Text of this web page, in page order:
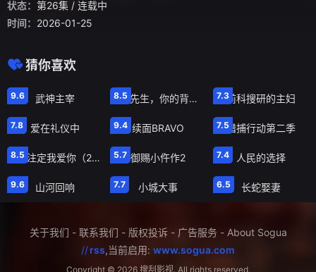
状态： 第26集 / 连载中
时间： 2026-01-25
猜你喜欢
9.6 武神主宰 8.5 侦探先生，你的背包开着呢 7.3前科搜研的主妇
7.8
第2集
爱在礼仪中 9.4
第12集
续面BRAVO 7.5
第3集
猎捕行动第二季
8.5
第20集
命中注定我爱你（2014） 5.7
第20集
御赐小仵作2 7.4
第26集
人民的选择
9.6
第12集
山河回响 7.7
第32集
小城大事 6.5
第15集
长蛇娶妻
关于我们 - 联系我们 - 版权投诉- 广告服务- About Sogua
//rss,当前启用: www.sogua.com
Copyright © 2026 搜刮影视. All rights reserved.